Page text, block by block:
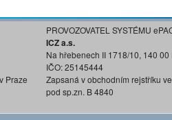
Praze
PROVOZOVATEL SYSTÉMU
ICZ a.s.
Na hřebenech II 1718/10, 140 00
IČO: 25145444
Zapsaná v obchodním rejstříku
pod sp.zn. B 4840